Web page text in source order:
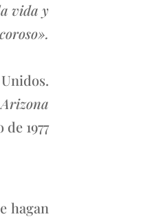
vida y
1977
hagan